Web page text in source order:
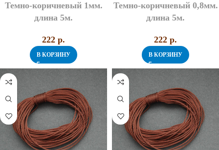
Темно-коричневый 1мм.
длина 5м.
222 p.
В КОРЗИНУ
Темно-коричневый 0,8мм.
длина 5м.
222 p.
В КОРЗИНУ